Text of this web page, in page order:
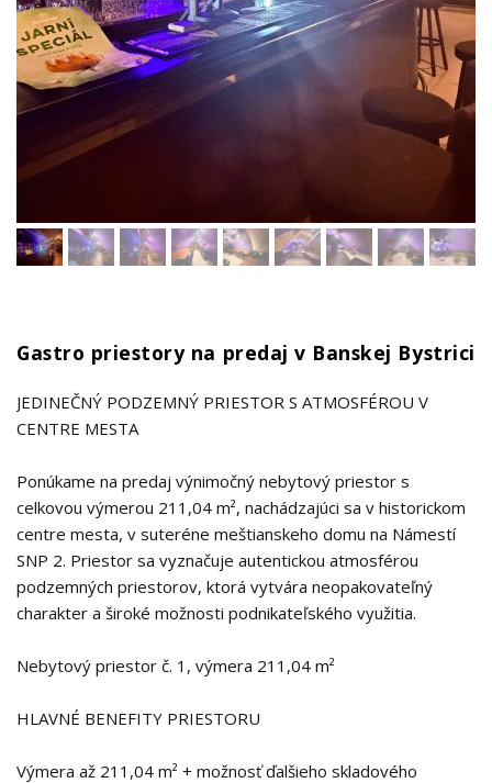
Gastro priestory na predaj v Banskej Bystrici
JEDINEČNÝ PODZEMNÝ PRIESTOR S ATMOSFÉROU V
CENTRE MESTA
Ponúkame na predaj výnimočný nebytový priestor s
celkovou výmerou 211,04 m², nachádzajúci sa v historickom
centre mesta, v suteréne meštianskeho domu na Námestí
SNP 2. Priestor sa vyznačuje autentickou atmosférou
podzemných priestorov, ktorá vytvára neopakovateľný
charakter a široké možnosti podnikateľského využitia.
Nebytový priestor č. 1, výmera 211,04 m²
HLAVNÉ BENEFITY PRIESTORU
Výmera až 211,04 m² + možnosť ďalšieho skladového